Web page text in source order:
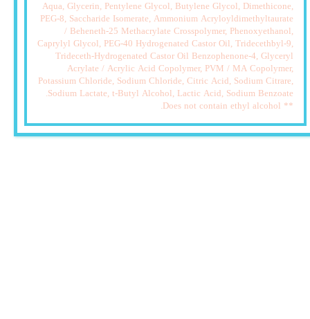
Aqua, Glycerin, Pentylene Glycol, Butylene Glycol, Dimethicone,
PEG-8, Saccharide Isomerate, Ammonium Acryloyldimethyltaurate
/ Beheneth-25 Methacrylate Crosspolymer, Phenoxyethanol,
Caprylyl Glycol, PEG-40 Hydrogenated Castor Oil, Tridecethbyl-9,
Trideceth-Hydrogenated Castor Oil Benzophenone-4, Glyceryl
Acrylate / Acrylic Acid Copolymer, PVM / MA Copolymer,
Potassium Chloride, Sodium Chloride, Citric Acid, Sodium Citrare,
Sodium Lactate, t-Butyl Alcohol, Lactic Acid, Sodium Benzoate.
** Does not contain ethyl alcohol.